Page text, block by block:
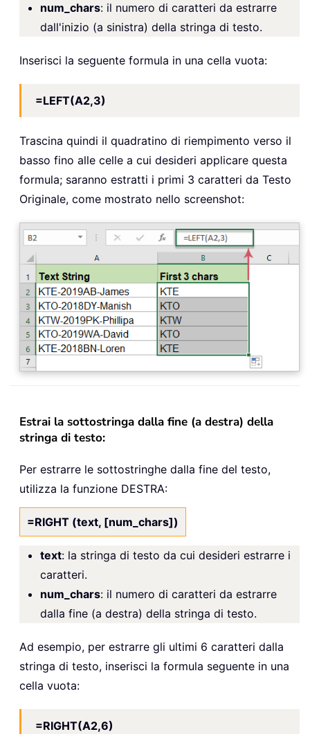
num_chars: il numero di caratteri da estrarre
dall'inizio (a sinistra) della stringa di testo.
Inserisci la seguente formula in una cella vuota:
=LEFT(A2,3)
Trascina quindi il quadratino di riempimento verso il
basso fino alle celle a cui desideri applicare questa
formula; saranno estratti i primi 3 caratteri da Testo
Originale, come mostrato nello screenshot:
Estrai la sottostringa dalla fine (a destra) della
stringa di testo:
Per estrarre le sottostringhe dalla fine del testo,
utilizza la funzione DESTRA:
=RIGHT (text, [num_chars])
text: la stringa di testo da cui desideri estrarre i
caratteri.
num_chars: il numero di caratteri da estrarre
dalla fine (a destra) della stringa di testo.
Ad esempio, per estrarre gli ultimi 6 caratteri dalla
stringa di testo, inserisci la formula seguente in una
cella vuota:
=RIGHT(A2,6)